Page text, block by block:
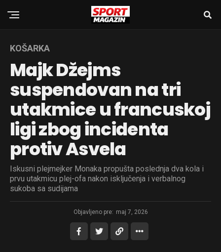
KOŠARKA
Majk Džejms
suspendovan na tri
utakmice u francuskoj
ligi zbog incidenta
protiv Asvela
Iskusni plejmejker Monaka propušta poslednja dva kola i
prvu utakmicu plej-ofa nakon isključenja i verbalnog
sukoba sa sudijama
Objavljeno pre: maj 7, 2026